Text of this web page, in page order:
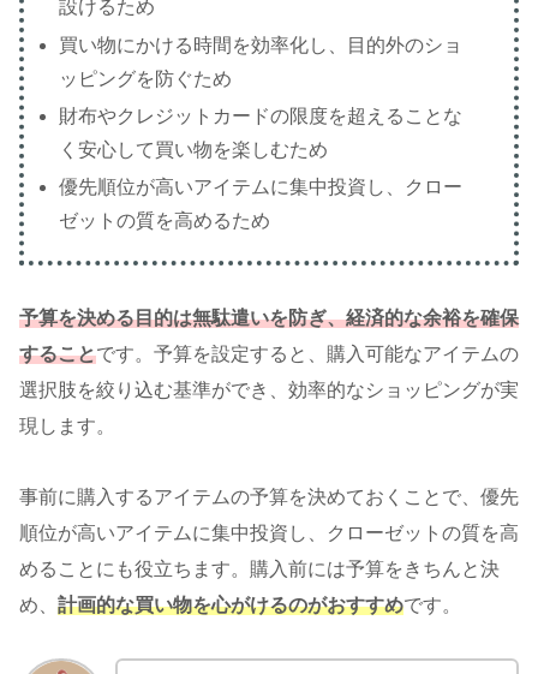
設けるため
買い物にかける時間を効率化し、目的外のショ
ッピングを防ぐため
財布やクレジットカードの限度を超えることな
く安心して買い物を楽しむため
優先順位が高いアイテムに集中投資し、クロー
ゼットの質を高めるため
予算を決める目的は無駄遣いを防ぎ、経済的な余裕を確保
することです。予算を設定すると、購入可能なアイテムの
選択肢を絞り込む基準ができ、効率的なショッピングが実
現します。
事前に購入するアイテムの予算を決めておくことで、優先
順位が高いアイテムに集中投資し、クローゼットの質を高
めることにも役立ちます。購入前には予算をきちんと決
め、 計画的な買い物を心がけるのがおすすめです。